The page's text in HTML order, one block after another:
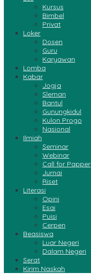
Kursus
Bimbel
Privat
Loker
Dosen
Guru
Karyawan
Lomba
Kabar
Jogja
Sleman
Bantul
Gunungkidul
Kulon Progo
Nasional
Ilmiah
Seminar
Webinar
Call for Papper
Jurnai
Riset
Literasi
Opini
Esai
Puisi
Cerpen
Beasiswa
Luar Negeri
Dalam Negeri
Serat
Kirim Naskah